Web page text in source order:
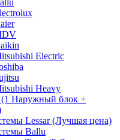
Electric
Heavy
(1 Наружный блок +
Lessar (Лучшая цена)
Ballu